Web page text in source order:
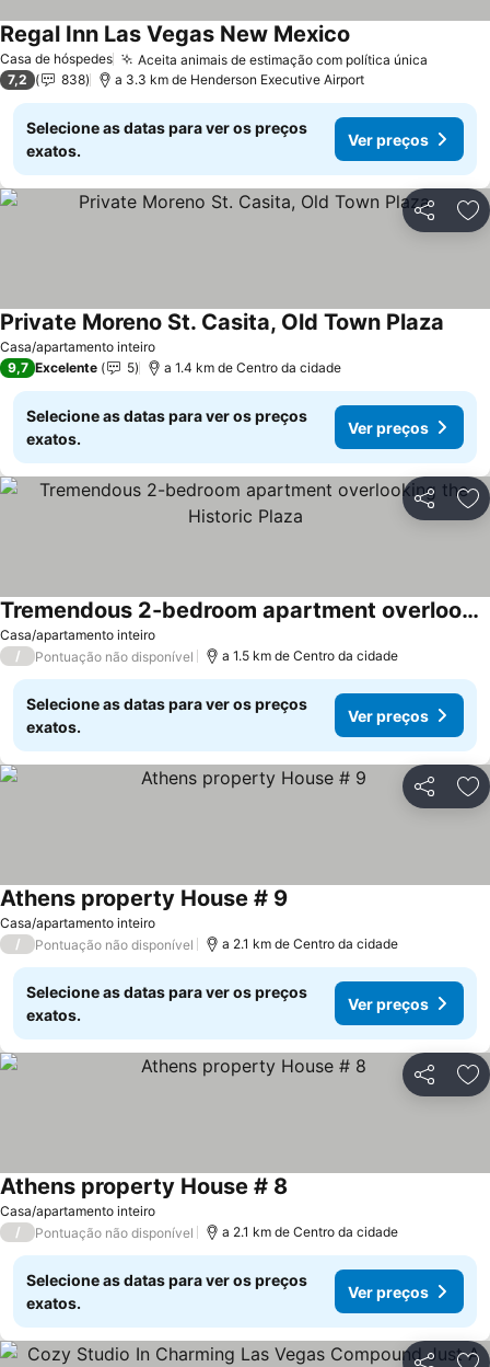
Casa de hóspedes Aceita animais de estimação com política única
Regal Inn Las Vegas New Mexico
7,2 838 a 3.3 km de Henderson Executive Airport
Selecione as datas para ver os preços
exatos.
Ver preços
Partilhar
Casa/apartamento inteiro
Private Moreno St. Casita, Old Town Plaza
9,7 Excelente 5 a 1.4 km de Centro da cidade
Selecione as datas para ver os preços
exatos.
Ver preços
Partilhar
Casa/apartamento inteiro
Tremendous 2-bedroom apartment overlooking the Historic Plaza
Ver preços
/ Pontuação não disponível a 1.5 km de Centro da cidade
Selecione as datas para ver os preços
exatos.
Ver preços
Partilhar
Casa/apartamento inteiro
Athens property House # 9
/ Pontuação não disponível a 2.1 km de Centro da cidade
Selecione as datas para ver os preços
exatos.
Ver preços
Partilhar
Casa/apartamento inteiro
Athens property House # 8
/ Pontuação não disponível a 2.1 km de Centro da cidade
Selecione as datas para ver os preços
exatos.
Ver preços